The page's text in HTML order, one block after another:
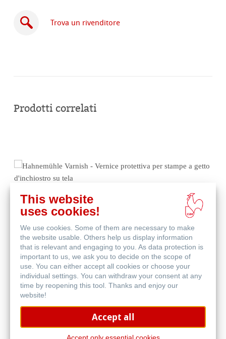
Trova un rivenditore
Prodotti correlati
Hahnemühle Varnish - Vernice protettiva per
stampe a getto d'inchiostro su tela
This website
uses cookies!
We use cookies. Some of them are necessary to make
the website usable. Others help us display information
that is relevant and engaging to you. As data protection is
important to us, we ask you to decide on the scope of
use. You can either accept all cookies or choose your
individual settings. You can withdraw your consent at any
time by reopening this tool. Thanks and enjoy our
website!
Accept all